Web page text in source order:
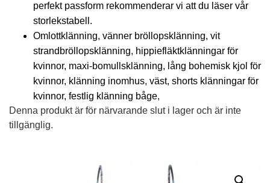
perfekt passform rekommenderar vi att du läser vår
storlekstabell.
Omlottklänning, vänner bröllopsklänning, vit
strandbröllopsklänning, hippiefläktklänningar för
kvinnor, maxi-bomullsklänning, lång bohemisk kjol för
kvinnor, klänning inomhus, väst, shorts klänningar för
kvinnor, festlig klänning båge,
Denna produkt är för närvarande slut i lager och är inte
tillgänglig.